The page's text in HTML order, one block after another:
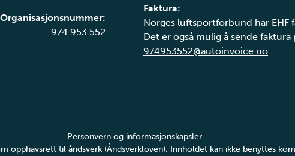
Organisasjonsnummer:
974 953 552
Faktura:
Norges luftsportforbund har EHF
Det er også mulig å sende faktura
974953552@autoinvoice.no
Personvern og informasjonskapsler
opphavsrett til åndsverk (Åndsverkloven). Innholdet kan ikke benyttes